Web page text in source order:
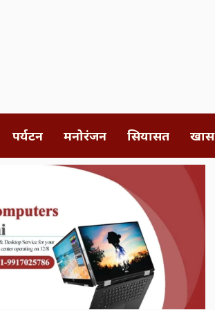
पर्यटन मनोरंजन सियासत